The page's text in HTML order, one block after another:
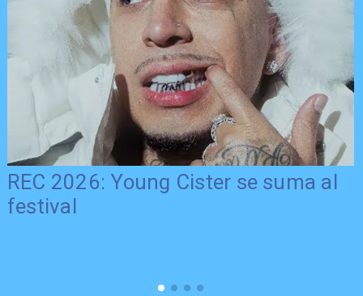
REC 2026: Young Cister se suma al
festival